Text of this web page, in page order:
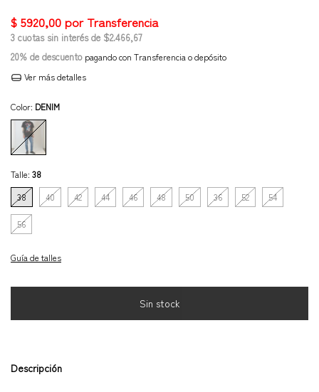
3 cuotas sin interés de $2.466,67
20% de descuento pagando con Transferencia o depósito
Ver más detalles
Color: DENIM
Talle: 38
38
40 42 44 46 48 50 36 52 54
56
Guía de talles
Descripción